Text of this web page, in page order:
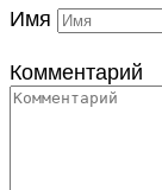
Имя
Комментарий